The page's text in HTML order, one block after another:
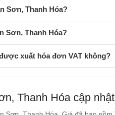
Sơn, Thanh Hóa?
Sơn, Thanh Hóa?
xuất hóa đơn VAT không?
Thanh Hóa cập